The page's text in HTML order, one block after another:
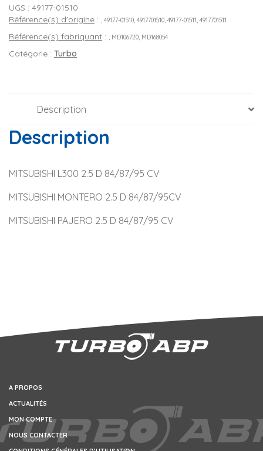
UGS : 49177-01510
Référence(s) d'origine : , 49177-01510, 4917701510, 49177-01511, 4917701511
Référence(s) fabriquant : , MD106720, MD168054
Catégorie : Turbo
Description
Description
MITSUBISHI L300 2.5 D 84/87/95 CV
MITSUBISHI MONTERO 2.5 D 84/87/95CV
MITSUBISHI PAJERO 2.5 D 84/87/95 CV
A PROPOS
ACTUALITÉS
MON COMPTE
NOUS CONTACTER